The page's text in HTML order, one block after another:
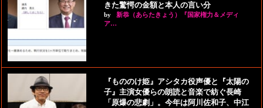
きた驚愕の金額と本人の言い分
by
新恭（あらたきょう）『国家権力＆メディ
ア…
『もののけ姫』アシタカ役声優と『太陽の
子』主演女優らの朗読と音楽で紡ぐ長崎
「原爆の悲劇」。今年は阿川佐和子、中江